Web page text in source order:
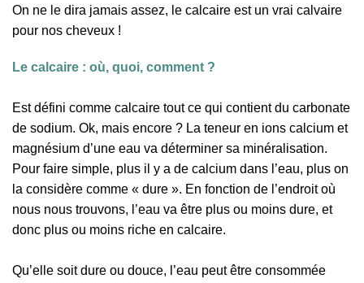
On ne le dira jamais assez, le calcaire est un vrai calvaire
pour nos cheveux !
Le calcaire : où, quoi, comment ?
Est défini comme calcaire tout ce qui contient du carbonate
de sodium. Ok, mais encore ? La teneur en ions calcium et
magnésium d’une eau va déterminer sa minéralisation.
Pour faire simple, plus il y a de calcium dans l’eau, plus on
la considère comme « dure ». En fonction de l’endroit où
nous nous trouvons, l’eau va être plus ou moins dure, et
donc plus ou moins riche en calcaire.
Qu’elle soit dure ou douce, l’eau peut être consommée